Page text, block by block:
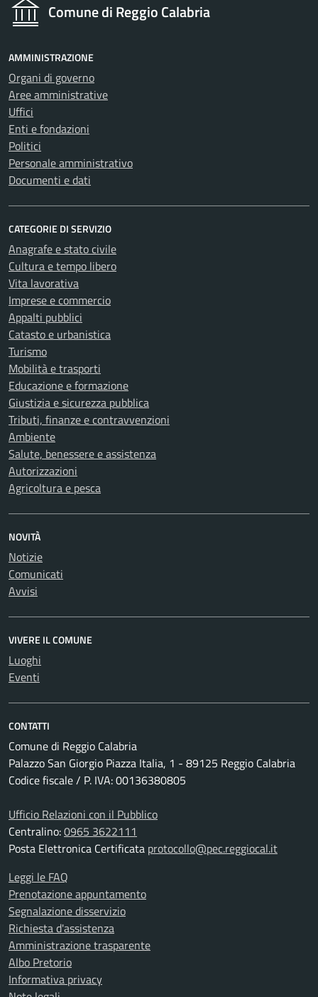
Comune di Reggio Calabria
AMMINISTRAZIONE
Organi di governo
Aree amministrative
Uffici
Enti e fondazioni
Politici
Personale amministrativo
Documenti e dati
CATEGORIE DI SERVIZIO
Anagrafe e stato civile
Cultura e tempo libero
Vita lavorativa
Imprese e commercio
Appalti pubblici
Catasto e urbanistica
Turismo
Mobilità e trasporti
Educazione e formazione
Giustizia e sicurezza pubblica
Tributi, finanze e contravvenzioni
Ambiente
Salute, benessere e assistenza
Autorizzazioni
Agricoltura e pesca
NOVITÀ
Notizie
Comunicati
Avvisi
VIVERE IL COMUNE
Luoghi
Eventi
CONTATTI
Comune di Reggio Calabria
Palazzo San Giorgio Piazza Italia, 1 - 89125 Reggio Calabria
Codice fiscale / P. IVA: 00136380805
Ufficio Relazioni con il Pubblico
Centralino:0965 3622111
Posta Elettronica Certificata protocollo@pec.reggiocal.it
Leggi le FAQ
Prenotazione appuntamento
Segnalazione disservizio
Richiesta d'assistenza
Amministrazione trasparente
Albo Pretorio
Informativa privacy